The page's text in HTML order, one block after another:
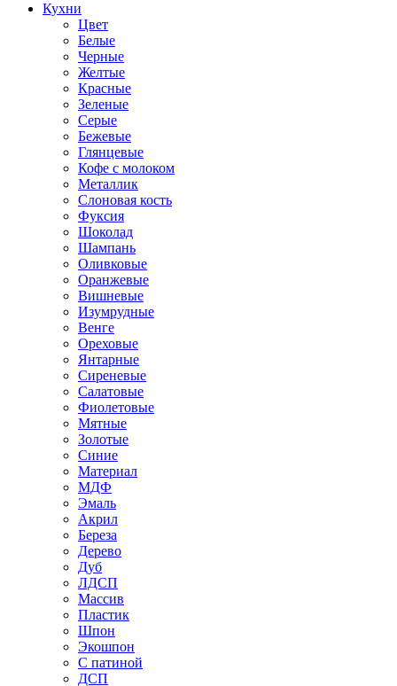
Кухни
Цвет
Белые
Черные
Желтые
Красные
Зеленые
Серые
Бежевые
Глянцевые
Кофе с молоком
Металлик
Слоновая кость
Фуксия
Шоколад
Шампань
Оливковые
Оранжевые
Вишневые
Изумрудные
Венге
Ореховые
Янтарные
Сиреневые
Салатовые
Фиолетовые
Мятные
Золотые
Синие
Материал
МДФ
Эмаль
Акрил
Береза
Дерево
Дуб
ЛДСП
Массив
Пластик
Шпон
Экошпон
С патиной
ДСП